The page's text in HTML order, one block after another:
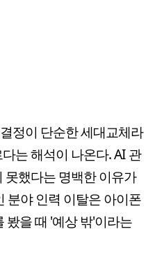
정이 단순한 세대교체라
는 해석이 나온다. AI 관
못했다는 명백한 이유가
분야 인력 이탈은 아이폰
봤을 때 '예상 밖'이라는